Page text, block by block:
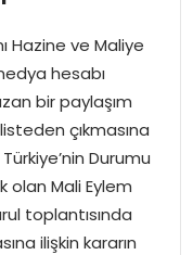
Hazine ve Maliye
hesabı
bir paylaşım
çıkmasına
Durumu
olan Mali Eylem
toplantısında
ilişkin kararın